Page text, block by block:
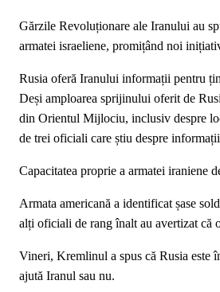
Gărzile Revoluționare ale Iranului au
armatei israeliene, promițând noi
Rusia oferă Iranului informații pentru
Deși amploarea sprijinului oferit de
din Orientul Mijlociu, inclusiv despre
de trei oficiali care știu despre
Capacitatea proprie a armatei iraniene
Armata americană a identificat șase
alți oficiali de rang înalt au avertizat că
Vineri, Kremlinul a spus că Rusia este
ajută Iranul sau nu.